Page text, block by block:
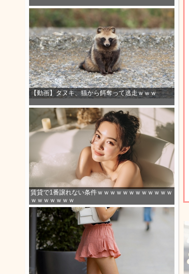
【動画】タヌキ、猫から餌奪って逃走ｗｗｗ
賃貸で1番譲れない条件ｗｗｗｗｗｗｗｗｗｗｗｗ
ｗｗｗｗｗｗｗ